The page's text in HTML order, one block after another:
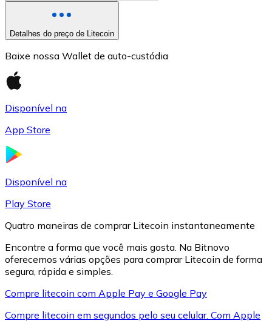
Detalhes do preço de Litecoin
Baixe nossa Wallet de auto-custódia
Disponível na
App Store
Disponível na
Play Store
Quatro maneiras de comprar Litecoin instantaneamente
Encontre a forma que você mais gosta. Na Bitnovo
oferecemos várias opções para comprar Litecoin de forma
segura, rápida e simples.
Compre litecoin com Apple Pay e Google Pay
Compre litecoin em segundos pelo seu celular. Com Apple